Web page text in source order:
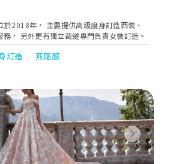
於2018年， 主要提供高級度身訂造西裝、
， 另外更有獨立裁縫專門負責女裝訂造。
訂造 燕尾服
Next